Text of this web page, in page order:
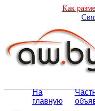
Как
На
главную